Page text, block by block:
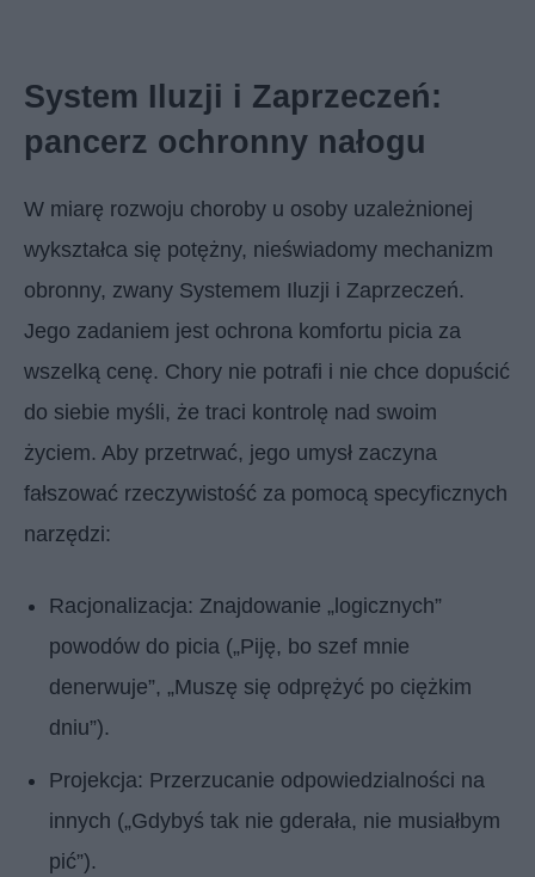
System Iluzji i Zaprzeczeń:
pancerz ochronny nałogu
W miarę rozwoju choroby u osoby uzależnionej
wykształca się potężny, nieświadomy mechanizm
obronny, zwany Systemem Iluzji i Zaprzeczeń.
Jego zadaniem jest ochrona komfortu picia za
wszelką cenę. Chory nie potrafi i nie chce dopuścić
do siebie myśli, że traci kontrolę nad swoim
życiem. Aby przetrwać, jego umysł zaczyna
fałszować rzeczywistość za pomocą specyficznych
narzędzi:
Racjonalizacja: Znajdowanie „logicznych”
powodów do picia („Piję, bo szef mnie
denerwuje”, „Muszę się odprężyć po ciężkim
dniu”).
Projekcja: Przerzucanie odpowiedzialności na
innych („Gdybyś tak nie gderała, nie musiałbym
pić”).